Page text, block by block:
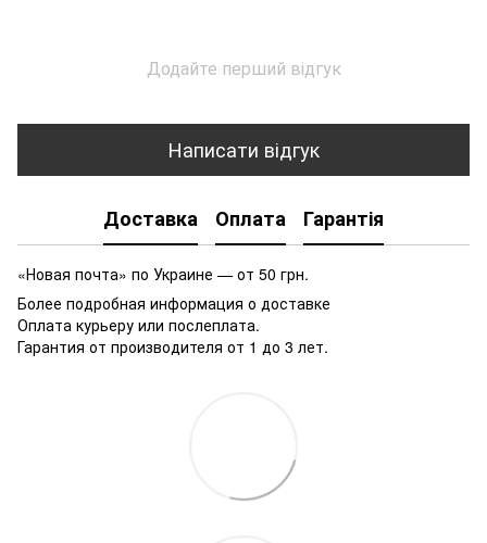
Додайте перший відгук
Написати відгук
Доставка Оплата Гарантія
«Новая почта» по Украине — от 50 грн.
Более подробная информация о доставке
Оплата курьеру или послеплата.
Гарантия от производителя от 1 до 3 лет.